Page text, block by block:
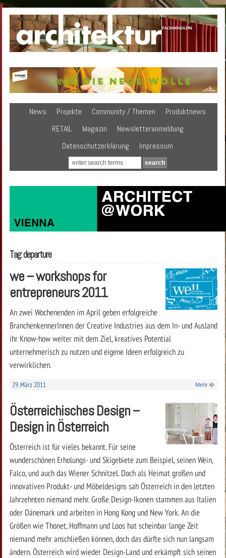
News Projekte Community / Themen
Produktnews
RETAIL
Magazin
Newsletteranmeldung
Datenschutzerklärung
Impressum
Tag: departure
we – workshops for
entrepreneurs 2011
An zwei Wochenenden im April geben erfolgreiche
BranchenkennerInnen der Creative Industries aus dem In- und Ausland
ihr Know-how weiter mit dem Ziel, kreatives Potential
unternehmerisch zu nutzen und eigene Ideen erfolgreich zu
verwirklichen.
29. März 2011 Mehr
Österreichisches Design –
Design in Österreich
Österreich ist für vieles bekannt. Für seine
wunderschönen Erholungs- und Skigebiete zum Beispiel, seinen Wein,
Falco, und auch das Wiener Schnitzel. Doch als Heimat großen und
innovativen Produkt- und Möbeldesigns sah Österreich in den letzten
Jahrzehnten niemand mehr. Große Design-Ikonen stammen aus Italien
oder Dänemark und arbeiten in Hong Kong und New York. An die
Größen wie Thonet, Hoffmann und Loos hat scheinbar lange Zeit
niemand mehr anschließen können, doch das dürfte sich nun langsam
ändern. Österreich wird wieder Design-Land und erkämpft sich seinen